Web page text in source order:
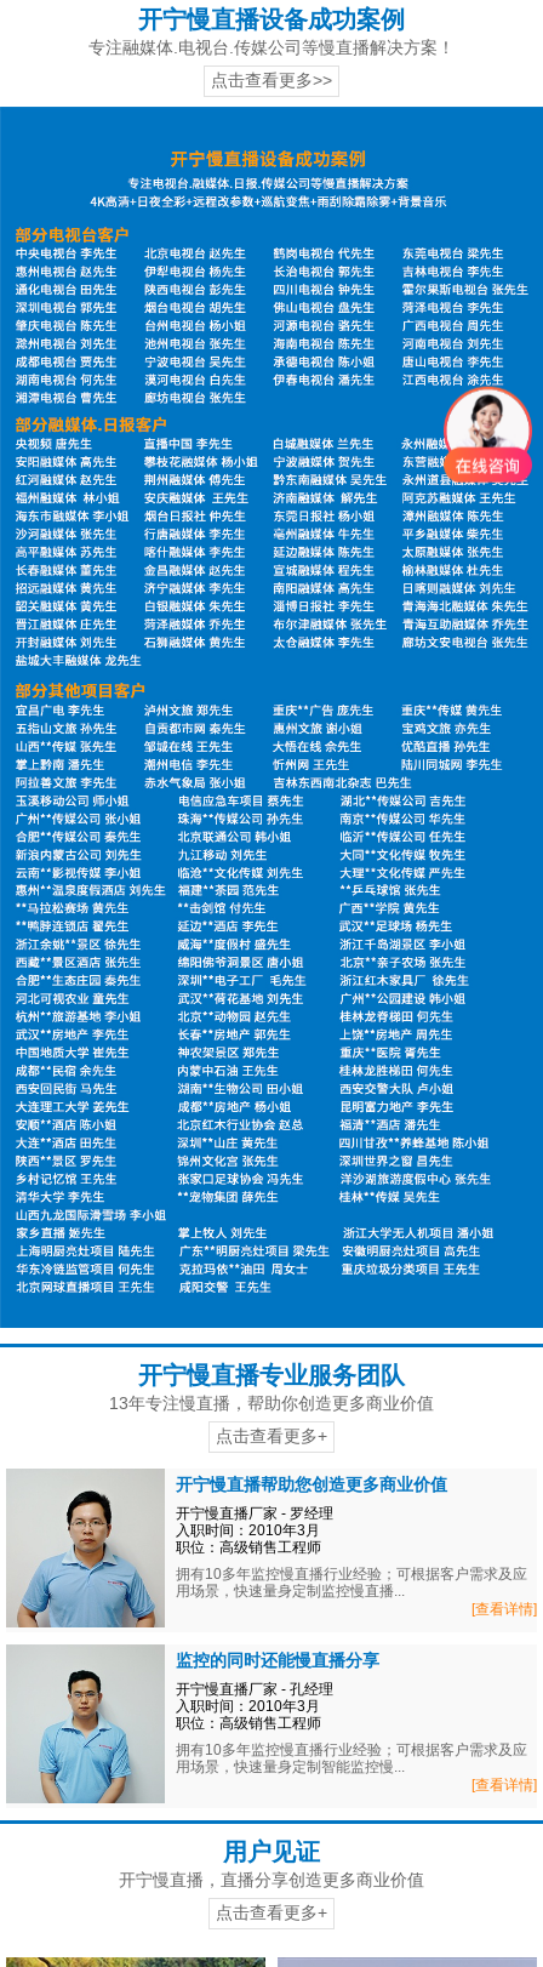
开宁慢直播设备成功案例
专注融媒体.电视台.传媒公司等慢直播解决方案！
点击查看更多>>
开宁慢直播专业服务团队
13年专注慢直播，帮助你创造更多商业价值
点击查看更多+
开宁慢直播帮助您创造更多商业价值
开宁慢直播厂家 - 罗经理
入职时间：2010年3月
职位：高级销售工程师
拥有10多年监控慢直播行业经验；可根据客户需求及应
用场景，快速量身定制监控慢直播...
[查看详情]
监控的同时还能慢直播分享
开宁慢直播厂家 - 孔经理
入职时间：2010年3月
职位：高级销售工程师
拥有10多年监控慢直播行业经验；可根据客户需求及应
用场景，快速量身定制智能监控慢...
[查看详情]
用户见证
开宁慢直播，直播分享创造更多商业价值
点击查看更多+